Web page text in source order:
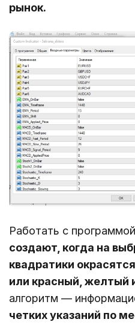
рынок.
Работать с
создают, когда на
квадратики
или красный, желтый
алгоритм ―
четких указаний по